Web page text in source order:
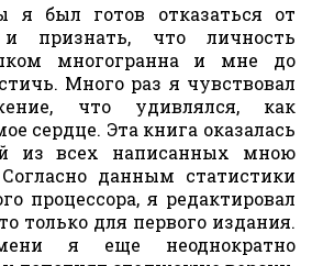
я был готов отказаться от
признать, что личность
многогранна и мне до
Много раз я чувствовал
что удивлялся, как
сердце. Эта книга оказалась
из всех написанных мною
данным статистики
процессора, я редактировал
только для первого издания.
я еще неоднократно